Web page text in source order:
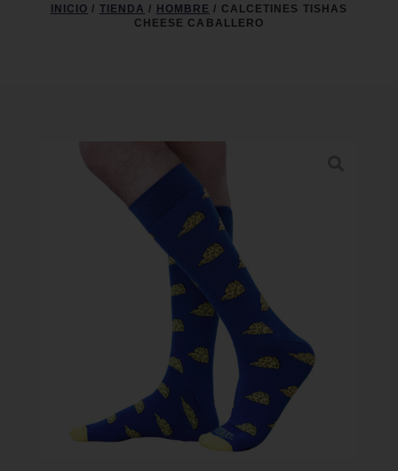
PERFORMANCE SPORTS
INICIO / TIENDA / HOMBRE / CALCETINES TISHAS
CHEESE CABALLERO